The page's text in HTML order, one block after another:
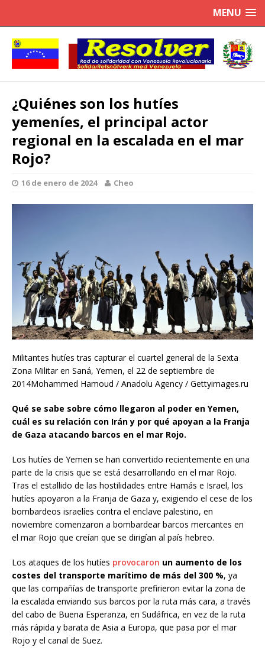
MENU
¿Quiénes son los hutíes
yemeníes, el principal actor
regional en la escalada en el mar
Rojo?
16 de enero de 2024 Cheo
Militantes hutíes tras capturar el cuartel general de la Sexta
Zona Militar en Saná, Yemen, el 22 de septiembre de
2014Mohammed Hamoud / Anadolu Agency / Gettyimages.ru
Qué se sabe sobre cómo llegaron al poder en Yemen,
cuál es su relación con Irán y por qué apoyan a la Franja
de Gaza atacando barcos en el mar Rojo.
Los hutíes de Yemen se han convertido recientemente en una
parte de la crisis que se está desarrollando en el mar Rojo.
Tras el estallido de las hostilidades entre Hamás e Israel, los
hutíes apoyaron a la Franja de Gaza y, exigiendo el cese de los
bombardeos israelíes contra el enclave palestino, en
noviembre comenzaron a bombardear barcos mercantes en
el mar Rojo que creían que se dirigían al país hebreo.
Los ataques de los hutíes provocaron un aumento de los
costes del transporte marítimo de más del 300 %, ya
que las compañías de transporte prefirieron evitar la zona de
la escalada enviando sus barcos por la ruta más cara, a través
del cabo de Buena Esperanza, en Sudáfrica, en vez de la ruta
más rápida y barata de Asia a Europa, que pasa por el mar
Rojo y el canal de Suez.